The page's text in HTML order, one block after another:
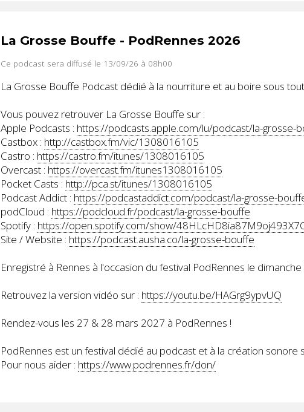
La Grosse Bouffe - PodRennes 2026
Ce podcast sera diffusé le 13/09/26 à 08h00
La Grosse Bouffe Podcast dédié à la nourriture et au boire sous
Vous pouvez retrouver La Grosse Bouffe sur :
Apple Podcasts : https://podcasts.apple.com/lu/podcast/la-grosse-
Castbox : http://castbox.fm/vic/1308016105
Castro : https://castro.fm/itunes/1308016105
Overcast : https://overcast.fm/itunes1308016105
Pocket Casts : http://pca.st/itunes/1308016105
Podcast Addict : https://podcastaddict.com/podcast/la-grosse-
podCloud : https://podcloud.fr/podcast/la-grosse-bouffe
Spotify : https://open.spotify.com/show/
Site / Website : https://podcast.ausha.co/la-grosse-bouffe
Enregistré à Rennes à l'occasion du festival PodRennes le
Retrouvez la version vidéo sur : https://youtu.be/HAGrg9ypvUQ
Rendez-vous les 27 & 28 mars 2027 à PodRennes !
PodRennes est un festival dédié au podcast et à la création sonore
Pour nous aider : https://www.podrennes.fr/don/